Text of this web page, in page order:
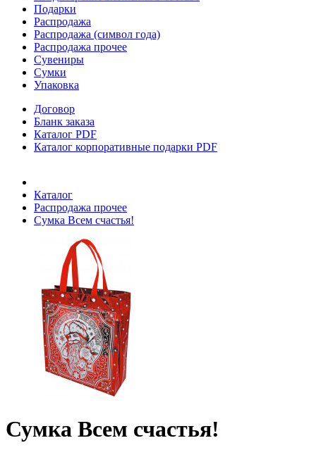
Подарки
Распродажа
Распродажа (символ года)
Распродажа прочее
Сувениры
Сумки
Упаковка
Договор
Бланк заказа
Каталог PDF
Каталог корпоративные подарки PDF
Каталог
Распродажа прочее
Сумка Всем счастья!
Сумка Всем счастья!